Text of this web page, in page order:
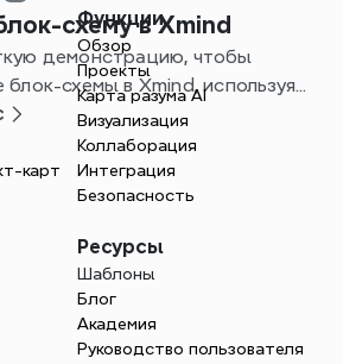
схему в Xmind
демонстрацию, чтобы
схемы в Xmind, используя
майнд-мэппинга.
карт
Функции
Обзор
Проекты
Карта разума AI
Визуализация
Коллаборация
Интеграция
Безопасность
Ресурсы
Шаблоны
Блог
Академия
Руководство пользователя